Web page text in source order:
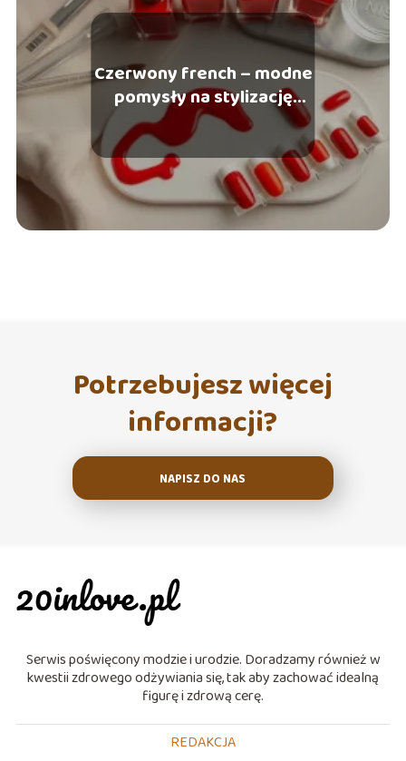
Czerwony french – modne
pomysły na stylizację
paznokci
Potrzebujesz więcej
informacji?
NAPISZ DO NAS
Serwis poświęcony modzie i urodzie. Doradzamy również w
kwestii zdrowego odżywiania się, tak aby zachować idealną
figurę i zdrową cerę.
REDAKCJA